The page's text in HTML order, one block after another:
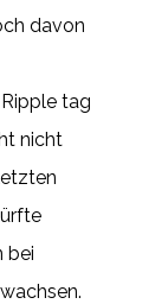
davon
tag
nicht
bei